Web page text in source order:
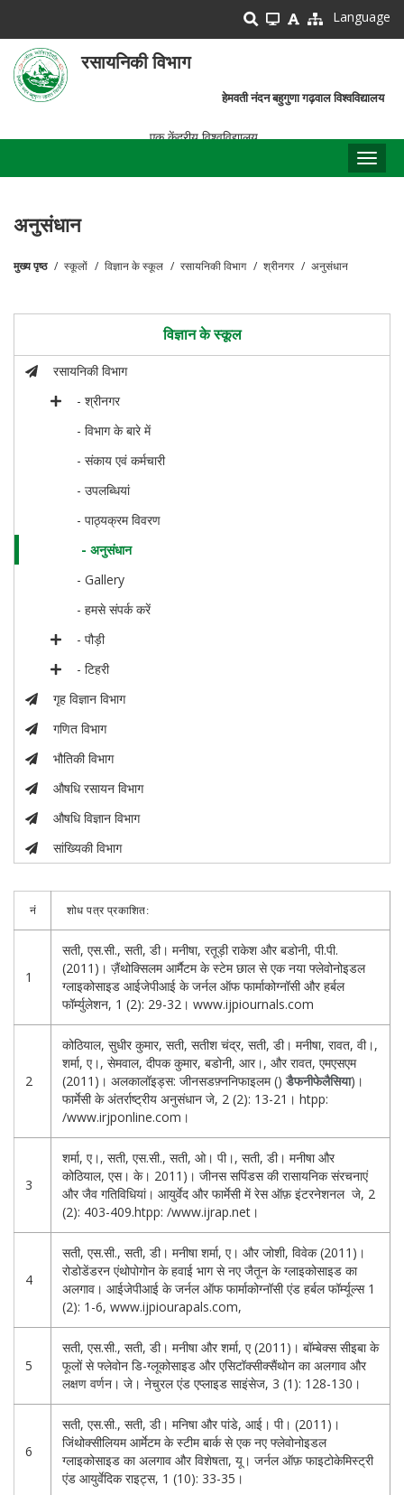
main
content
Language
रसायनिकी विभाग
हेमवती नंदन बहुगुणा गढ़वाल विश्वविद्यालय
एक केंद्रीय विश्वविद्यालय
अनुसंधान
मुख्य पृष्ठ स्कूलों विज्ञान के स्कूल रसायनिकी विभाग श्रीनगर अनुसंधान
विज्ञान के स्कूल
रसायनिकी विभाग
- श्रीनगर
- विभाग के बारे में
- संकाय एवं कर्मचारी
- उपलब्धियां
- पाठ्यक्रम विवरण
- अनुसंधान
- Gallery
- हमसे संपर्क करें
- पौड़ी
- टिहरी
गृह विज्ञान विभाग
गणित विभाग
भौतिकी विभाग
औषधि रसायन विभाग
औषधि विज्ञान विभाग
सांख्यिकी विभाग
नं शोध पत्र प्रकाशित:
1
सती, एस.सी., सती, डी। मनीषा, रतूड़ी राकेश और बडोनी, पी.पी.
(2011)। ज़ैंथोक्सिलम आर्मैटम के स्टेम छाल से एक नया फ्लेवोनोइडल
ग्लाइकोसाइड आईजेपीआई के जर्नल ऑफ फार्माकोग्नॉसी और हर्बल
फॉर्म्युलेशन, 1 (2): 29-32। www.ijpiournals.com
2
कोठियाल, सुधीर कुमार, सती, सतीश चंद्र, सती, डी। मनीषा, रावत, वी।,
शर्मा, ए।, सेमवाल, दीपक कुमार, बडोनी, आर।, और रावत, एमएसएम
(2011)। अलकालॉइड्स: जीनसडफ़्ननिफाइलम ()डैफनीफेलैसिया)।
फार्मेसी के अंतर्राष्ट्रीय अनुसंधान जे, 2 (2): 13-21। htpp:
/www.irjponline.com।
3
शर्मा, ए।, सती, एस.सी., सती, ओ। पी।, सती, डी। मनीषा और
कोठियाल, एस। के। 2011)। जीनस सपिंडस की रासायनिक संरचनाएं
और जैव गतिविधियां। आयुर्वेद और फार्मेसी में रेस ऑफ़ इंटरनेशनल जे, 2
(2): 403-409.htpp: /www.ijrap.net।
4
सती, एस.सी., सती, डी। मनीषा शर्मा, ए। और जोशी, विवेक (2011)।
रोडोडेंडरन एंथोपोगोन के हवाई भाग से नए जैतून के ग्लाइकोसाइड का
अलगाव। आईजेपीआई के जर्नल ऑफ फार्माकोग्नॉसी एंड हर्बल फॉर्म्यूल्स 1
(2): 1-6, www.ijpiourapals.com,
5
सती, एस.सी., सती, डी। मनीषा और शर्मा, ए (2011)। बॉम्बेक्स सीइबा के
फूलों से फ्लेवोन डि-ग्लूकोसाइड और एसिटॉक्सीक्सैंथोन का अलगाव और
लक्षण वर्णन। जे। नेचुरल एंड एप्लाइड साइंसेज, 3 (1): 128-130।
6
सती, एस.सी., सती, डी। मनिषा और पांडे, आई। पी। (2011)।
जिंथोक्सीलियम आर्मेटम के स्टीम बार्क से एक नए फ्लेवोनोइडल
ग्लाइकोसाइड का अलगाव और विशेषता, यू। जर्नल ऑफ़ फाइटोकेमिस्ट्री
एंड आयुर्वेदिक राइट्स, 1 (10): 33-35।